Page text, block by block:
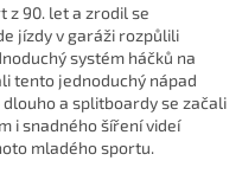
z 90. let a zrodil se
jízdy v garáži rozpůlili
systém háčků na
tento jednoduchý nápad
a splitboardy se začali
i snadného šíření videí
mladého sportu.